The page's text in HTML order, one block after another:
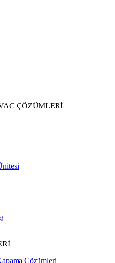
ÇÖZÜMLERİ
Çözümleri